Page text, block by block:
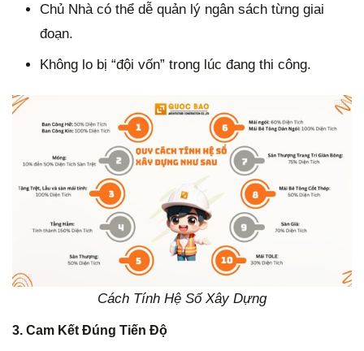
Chủ Nhà có thể dễ quản lý ngân sách từng giai
đoạn.
Không lo bị “đội vốn” trong lúc đang thi công.
Cách Tính Hệ Số Xây Dựng
3. Cam Kết Đúng Tiến Độ